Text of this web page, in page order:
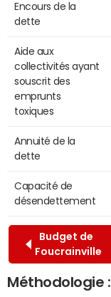
Encours de la
dette
Aide aux
collectivités ayant
souscrit des
emprunts
toxiques
Annuité de la
dette
Capacité de
désendettement
Budget de
Foucrainville
Méthodologie :